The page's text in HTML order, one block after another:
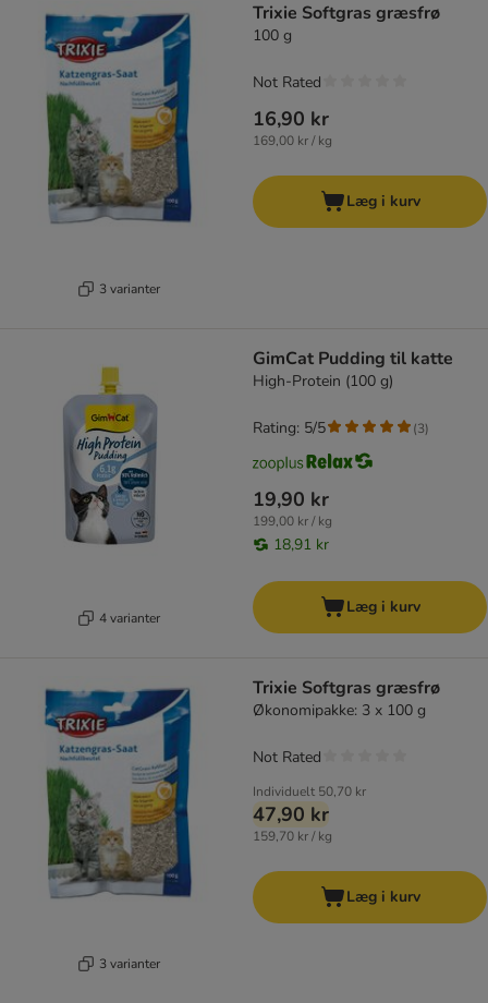
3 varianter
Trixie Softgras græsfrø
100 g
16,90 kr
169,00 kr / kg
Not Rated
Læg i kurv
4 varianter
GimCat Pudding til katte
High-Protein (100 g)
19,90 kr
199,00 kr / kg
18,91 kr
Rating: 5/5 (3)
Læg i kurv
3 varianter
Trixie Softgras græsfrø
Økonomipakke: 3 x 100 g
Individuelt 50,70 kr
47,90 kr
159,70 kr / kg
Not Rated
Læg i kurv